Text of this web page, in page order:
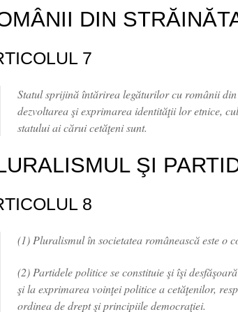
DIN
7
Statul sprijină întărirea legăturilor cu românii
dezvoltarea şi exprimarea identităţii lor etnice,
statului ai cărui cetăţeni sunt.
ŞI
8
(1) Pluralismul în societatea românească este o
(2) Partidele politice se constituie şi îşi
şi la exprimarea voinţei politice a cetăţenilor,
ordinea de drept şi principiile democraţiei.